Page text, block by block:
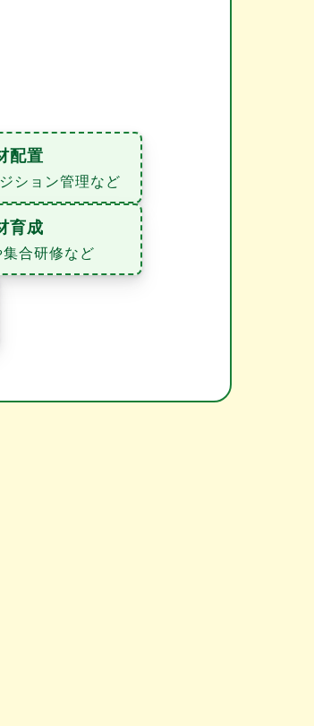
配置
ション管理など
育成
合研修など